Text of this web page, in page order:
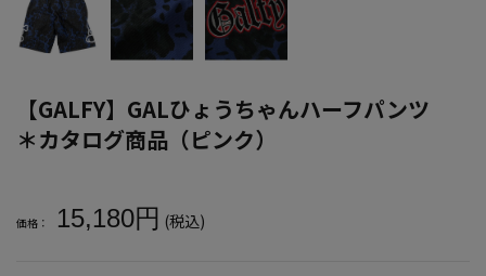
【GALFY】GALひょうちゃんハーフパンツ
＊カタログ商品（ピンク）
価格： 15,180円 (税込)